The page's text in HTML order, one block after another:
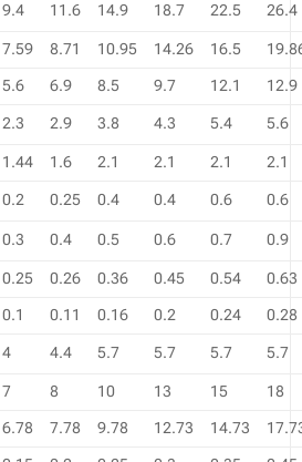
9.4 11.6 14.9 18.7 22.5 26.4
7.59 8.71 10.95 14.26 16.5
5.6 6.9 8.5 9.7 12.1
12.9
2.3 2.9 3.8 4.3 5.4 5.6
1.44 1.6 2.1 2.1 2.1
2.1
0.2 0.25 0.4 0.4 0.6 0.6
0.3 0.4 0.5 0.6 0.7 0.9
0.25 0.26 0.36 0.45 0.54
0.63
0.1 0.11 0.16 0.2 0.24
0.28
4 4.4 5.7 5.7 5.7 5.7
7 8 10 13 15
18
6.78 7.78 9.78 12.73 14.73